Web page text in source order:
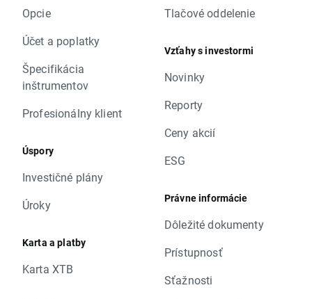
Opcie
Účet a poplatky
Špecifikácia
inštrumentov
Profesionálny klient
Úspory
Investičné plány
Úroky
Karta a platby
Karta XTB
Tlačové oddelenie
Vzťahy s investormi
Novinky
Reporty
Ceny akcií
ESG
Právne informácie
Dôležité dokumenty
Prístupnosť
Sťažnosti